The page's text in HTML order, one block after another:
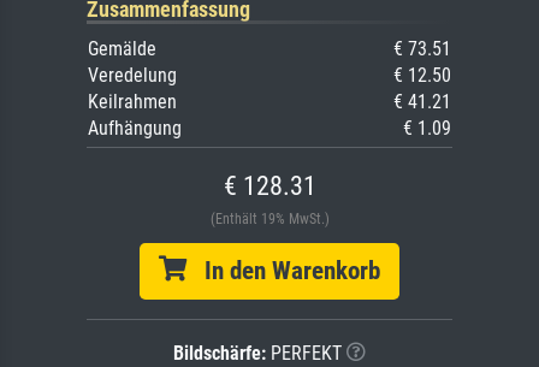
Zusammenfassung
Gemälde
€ 73.51
Veredelung
€ 12.50
Keilrahmen
€ 41.21
Aufhängung
€ 1.09
€ 128.31
(Enthält 19% MwSt.)
In den Warenkorb
Bildschärfe: PERFEKT